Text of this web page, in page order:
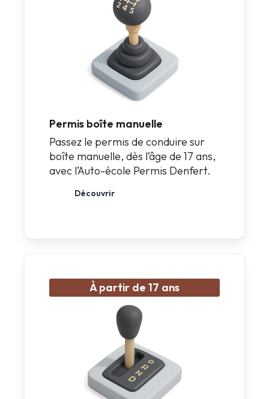
Permis boîte manuelle
Passez le permis de conduire sur
boîte manuelle, dès l’âge de 17 ans,
avec l’Auto-école Permis Denfert.
Découvrir
À partir de 17 ans